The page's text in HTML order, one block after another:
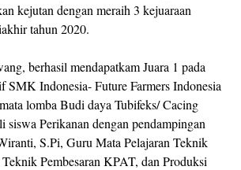
kejutan dengan meraih 3 kejuaraan
tahun 2020.
berhasil mendapatkam Juara 1 pada
SMK Indonesia- Future Farmers Indonesia
lomba Budi daya Tubifeks/ Cacing
siswa Perikanan dengan pendampingan
S.Pi, Guru Mata Pelajaran Teknik
Pembesaran KPAT, dan Produksi